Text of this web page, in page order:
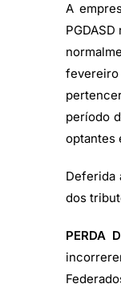
A
período
optantes
Deferida
dos
PERDA